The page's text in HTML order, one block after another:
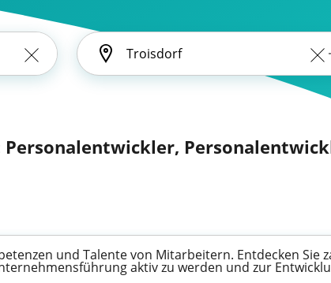
und Talente von Mitarbeitern. Entdecken Sie
aktiv zu werden und zur